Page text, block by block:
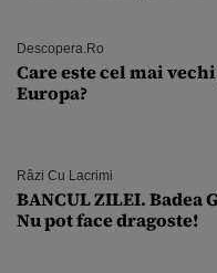
Descopera.ro
Care este cel mai
Europa?
Râzi Cu Lacrimi
BANCUL ZILEI. Badea
Nu pot face dragoste!